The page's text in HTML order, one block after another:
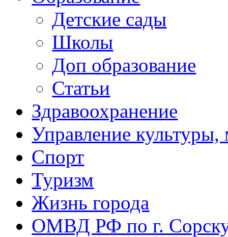
Детские сады
Школы
Доп образование
Статьи
Здравоохранение
Управление
Спорт
Туризм
Жизнь города
ОМВД РФ по г.